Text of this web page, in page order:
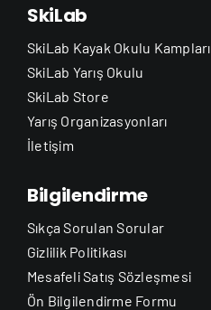
SkiLab
SkiLab Kayak Okulu Kampları
SkiLab Yarış Okulu
SkiLab Store
Yarış Organizasyonları
İletişim
Bilgilendirme
Sıkça Sorulan Sorular
Gizlilik Politikası
Mesafeli Satış Sözleşmesi
Ön Bilgilendirme Formu